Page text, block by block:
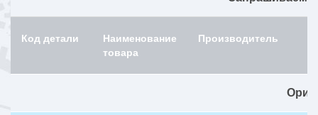
Код детали
Наименование
товара
Производитель